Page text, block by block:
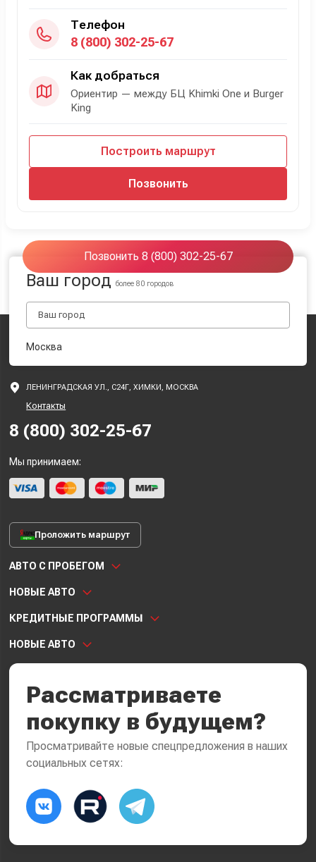
Телефон
8 (800) 302-25-67
Как добраться
Ориентир — между БЦ Khimki One и Burger
King
Построить маршрут
Позвонить
Позвонить 8 (800) 302-25-67
Ваш городболее 80 городов
Москва
ЛЕНИНГРАДСКАЯ УЛ., С24Г, ХИМКИ, МОСКВА
Контакты
8 (800) 302-25-67
Мы принимаем:
Проложить маршрут
АВТО С ПРОБЕГОМ
НОВЫЕ АВТО
КРЕДИТНЫЕ ПРОГРАММЫ
НОВЫЕ АВТО
Рассматриваете
покупку в будущем?
Просматривайте новые спецпредложения в наших
социальных сетях: